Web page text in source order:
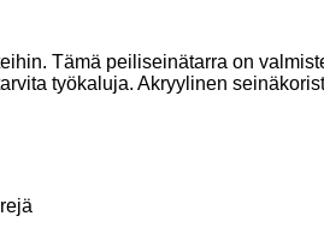
Tämä peiliseinätarra on
työkaluja. Akryylinen